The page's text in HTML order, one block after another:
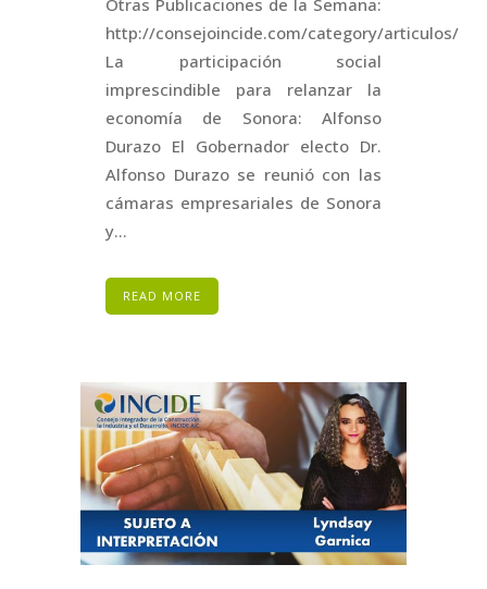
http://consejoincide.com/category/articulos/
La participación social
imprescindible para relanzar la
economía de Sonora: Alfonso
Durazo El Gobernador electo Dr.
Alfonso Durazo se reunió con las
cámaras empresariales de Sonora
y...
READ MORE